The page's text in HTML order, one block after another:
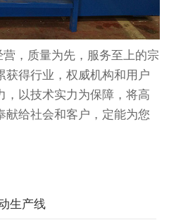
，质量为先，服务至上的宗
获得行业，权威机构和用户
，以技术实力为保障，将高
献给社会和客户，定能为您
生产线